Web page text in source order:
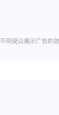
同受众展示广告的效